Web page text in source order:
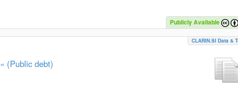
Publicly Available
CLARIN.SI Data &
(Public debt)